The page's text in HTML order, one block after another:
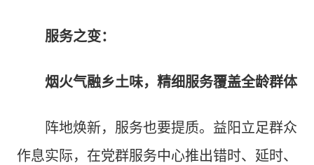
服务之变：
烟火气融乡土味，精细服务覆盖全龄群体
阵地焕新，服务也要提质。益阳立足群众
作息实际，在党群服务中心推出错时、延时、